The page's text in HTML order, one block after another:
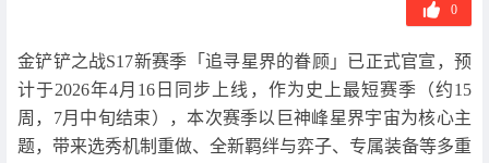
0
金铲铲之战S17新赛季「追寻星界的眷顾」已正式官宣，预
计于2026年4月16日同步上线，作为史上最短赛季（约15
周，7月中旬结束），本次赛季以巨神峰星界宇宙为核心主
题，带来选秀机制重做、全新羁绊与弈子、专属装备等多重